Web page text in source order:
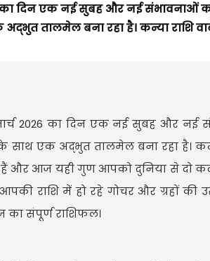
का दिन एक नई सुबह और नई संभावनाओं
तालमेल बना रहा है। कन्या राशि
2026 का दिन एक नई सुबह और नई
एक अद्भुत तालमेल बना रहा है।
हैं और आज यही गुण आपको दुनिया से
राशि में हो रहे गोचर और ग्रहों की
संपूर्ण राशिफल।